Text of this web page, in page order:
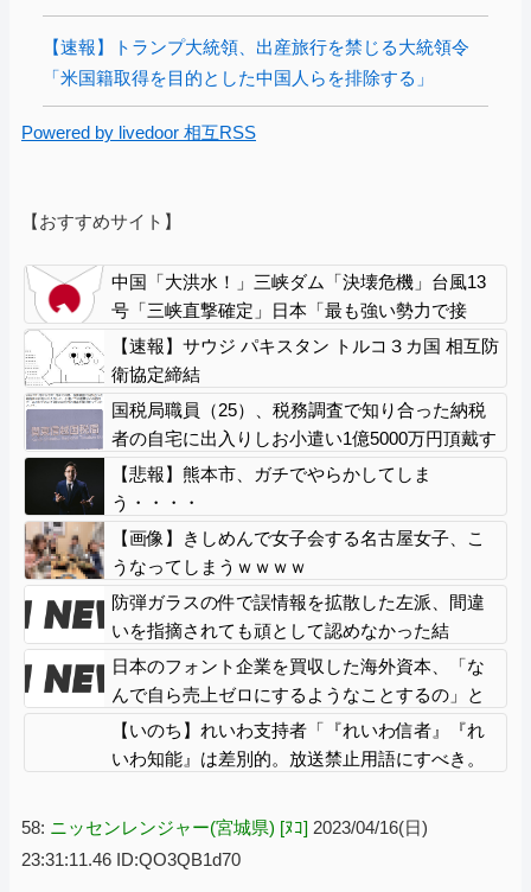
【速報】トランプ大統領、出産旅行を禁じる大統領令
「米国籍取得を目的とした中国人らを排除する」
Powered by livedoor 相互RSS
【おすすめサイト】
中国「大洪水！」三峡ダム「決壊危機」台風13
号「三峡直撃確定」日本「最も強い勢力で接
近！（伊勢湾台風級」台風13号と15号「中国本
土でぶつかり合う（前代未聞」→
【速報】サウジ パキスタン トルコ３カ国 相互防
衛協定締結
国税局職員（25）、税務調査で知り合った納税
者の自宅に出入りしお小遣い1億5000万円頂戴す
るwww
【悲報】熊本市、ガチでやらかしてしま
う・・・・
【画像】きしめんで女子会する名古屋女子、こ
うなってしまうｗｗｗｗ
防弾ガラスの件で誤情報を拡散した左派、間違
いを指摘されても頑として認めなかった結
果……
日本のフォント企業を買収した海外資本、「な
んで自ら売上ゼロにするようなことするの」と
ドン引きするような方針転換を……
【いのち】れいわ支持者「『れいわ信者』『れ
いわ知能』は差別的。放送禁止用語にすべき。
リの名称が爆誕してしまうw
58: ニッセンレンジャー(宮城県) [ﾇｺ] 2023/04/16(日)
23:31:11.46 ID:QO3QB1d70